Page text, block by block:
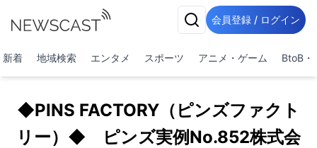
会員登録 / ログイン
新着 地域検索 エンタメ スポーツ アニメ・ゲーム BtoB・
◆PINS FACTORY（ピンズファクト
リー）◆ ピンズ実例No.852株式会